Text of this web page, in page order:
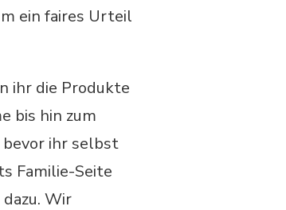
ein faires Urteil
ihr die Produkte
bis hin zum
ihr selbst
Familie-Seite
Wir